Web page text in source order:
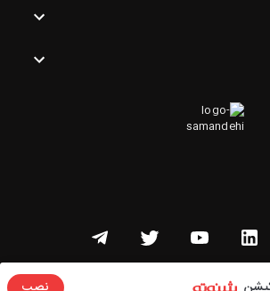
حقوق این وبسایت متعلق به شنوتو است